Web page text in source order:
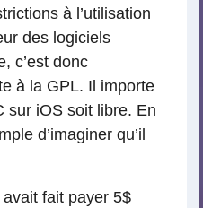
à l’utilisation
des logiciels
c’est donc
à la GPL. Il importe
sur iOS soit libre. En
d’imaginer qu’il
fait payer 5$